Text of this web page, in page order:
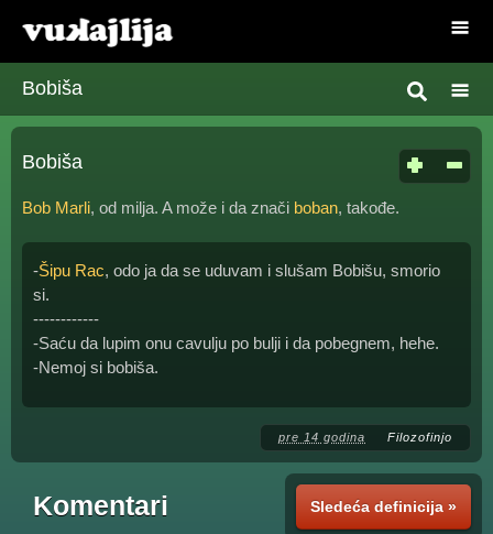
Bobiša
Bobiša
Bob Marli, od milja. A može i da znači boban, takođe.
-Šipu Rac, odo ja da se uduvam i slušam Bobišu, smorio
si.
------------
-Saću da lupim onu cavulju po bulji i da pobegnem, hehe.
-Nemoj si bobiša.
pre 14 godina Filozofinjo
Sledeća definicija »
Komentari